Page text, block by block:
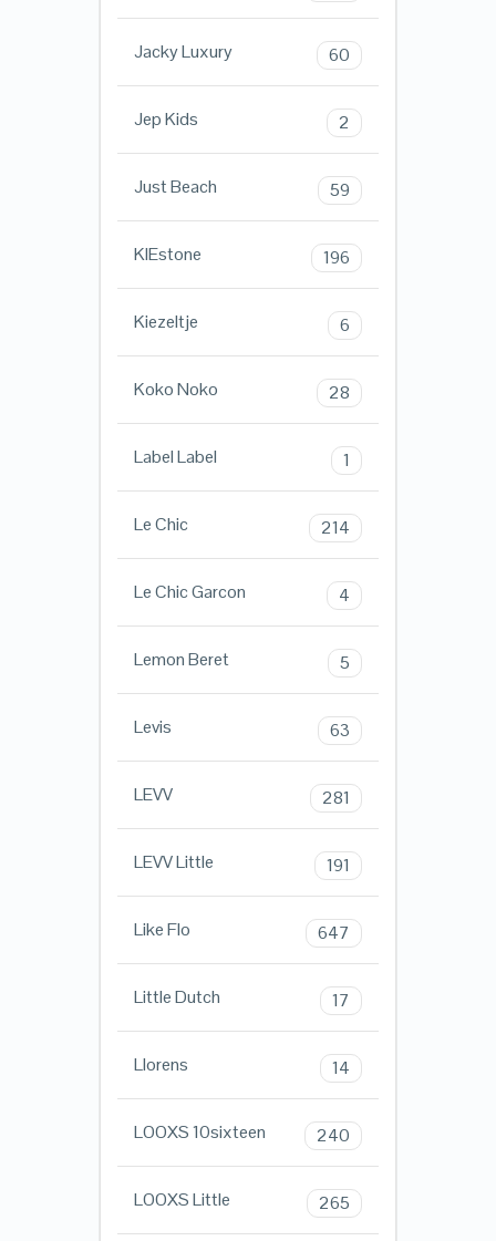
Jacky Luxury 60
Jep Kids 2
Just Beach 59
KIEstone 196
Kiezeltje 6
Koko Noko 28
Label Label 1
Le Chic 214
Le Chic Garcon 4
Lemon Beret 5
Levis 63
LEVV 281
LEVV Little 191
Like Flo 647
Little Dutch 17
Llorens 14
LOOXS 10sixteen 240
LOOXS Little 265